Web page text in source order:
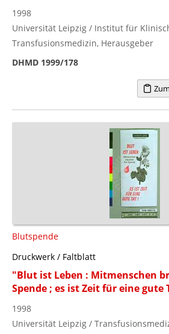
1998
Universität Leipzig / Institut für
Transfusionsmedizin, Herausgeber
DHMD 1999/178
Blutspende
Druckwerk / Faltblatt
"Blut ist Leben : Mitmenschen
Spende ; es ist Zeit für eine gute
1998
Universität Leipzig /